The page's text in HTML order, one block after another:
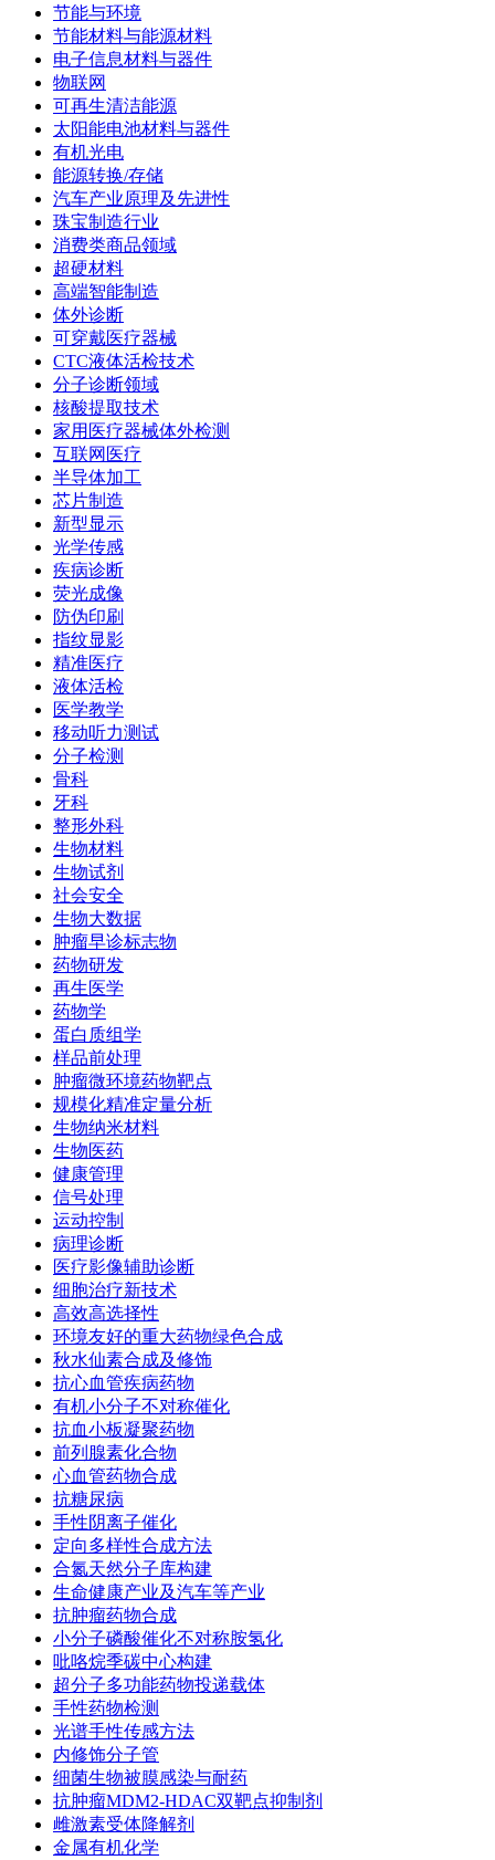
节能与环境
节能材料与能源材料
电子信息材料与器件
物联网
可再生清洁能源
太阳能电池材料与器件
有机光电
能源转换/存储
汽车产业原理及先进性
珠宝制造行业
消费类商品领域
超硬材料
高端智能制造
体外诊断
可穿戴医疗器械
CTC液体活检技术
分子诊断领域
核酸提取技术
家用医疗器械体外检测
互联网医疗
半导体加工
芯片制造
新型显示
光学传感
疾病诊断
荧光成像
防伪印刷
指纹显影
精准医疗
液体活检
医学教学
移动听力测试
分子检测
骨科
牙科
整形外科
生物材料
生物试剂
社会安全
生物大数据
肿瘤早诊标志物
药物研发
再生医学
药物学
蛋白质组学
样品前处理
肿瘤微环境药物靶点
规模化精准定量分析
生物纳米材料
生物医药
健康管理
信号处理
运动控制
病理诊断
医疗影像辅助诊断
细胞治疗新技术
高效高选择性
环境友好的重大药物绿色合成
秋水仙素合成及修饰
抗心血管疾病药物
有机小分子不对称催化
抗血小板凝聚药物
前列腺素化合物
心血管药物合成
抗糖尿病
手性阴离子催化
定向多样性合成方法
合氮天然分子库构建
生命健康产业及汽车等产业
抗肿瘤药物合成
小分子磷酸催化不对称胺氢化
吡咯烷季碳中心构建
超分子多功能药物投递载体
手性药物检测
光谱手性传感方法
内修饰分子管
细菌生物被膜感染与耐药
抗肿瘤MDM2-HDAC双靶点抑制剂
雌激素受体降解剂
金属有机化学